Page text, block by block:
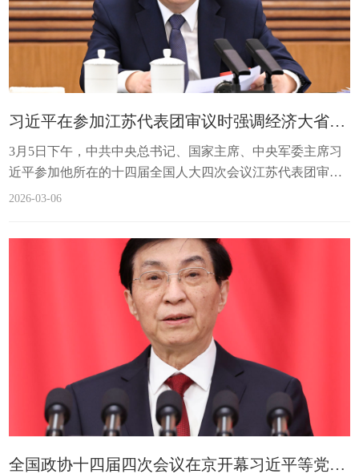
习近平在参加江苏代表团审议时强调经济大省要在研究新情况解决新问题上下功夫出经验
3月5日下午，中共中央总书记、国家主席、中央军委主席习
近平参加他所在的十四届全国人大四次会议江苏代表团审
议。新华社记者 谢环驰 摄3月5日下午，中共中央总书记、国
2026-03-06
全国政协十四届四次会议在京开幕习近平等党和国家领导人到会祝贺